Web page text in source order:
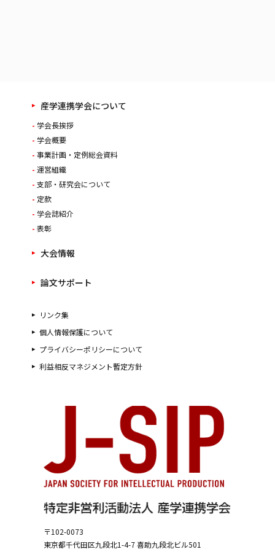
〒102-0073
東京都千代田区九段北1-4-7喜助九段北ビル501
産学連携学会について
学会長挨拶
学会概要
事業計画・定例総会資料
運営組織
支部・研究会について
定款
学会誌紹介
表彰
大会情報
論文サポート
リンク集
個人情報保護について
プライバシーポリシーについて
利益相反マネジメント暫定方針